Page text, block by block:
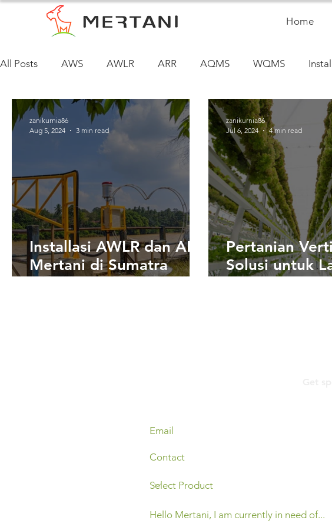
Home
All Posts AWS AWLR ARR AQMS WQMS
Installasi AWLR dan ARR
Mertani di Sumatra
zanikurnia86
Aug 5, 2024
3 min read
Pertanian
Solusi untuk
zanikurnia86
Jul 6, 2024
4 min read